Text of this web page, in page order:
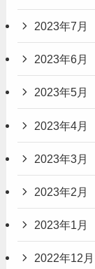
2023年7月
2023年6月
2023年5月
2023年4月
2023年3月
2023年2月
2023年1月
2022年12月